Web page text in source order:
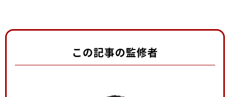
この記事の監修者